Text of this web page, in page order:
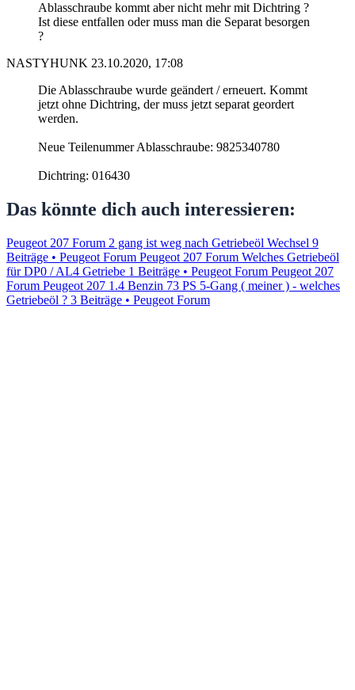
Ablasschraube kommt aber nicht mehr mit Dichtring ?
Ist diese entfallen oder muss man die Separat besorgen
?
NASTYHUNK 23.10.2020, 17:08
Die Ablasschraube wurde geändert / erneuert. Kommt
jetzt ohne Dichtring, der muss jetzt separat geordert
werden.
Neue Teilenummer Ablasschraube: 9825340780
Dichtring: 016430
Das könnte dich auch interessieren:
Peugeot 207 Forum 2 gang ist weg nach Getriebeöl Wechsel 9
Beiträge • Peugeot Forum Peugeot 207 Forum Welches Getriebeöl
für DP0 / AL4 Getriebe 1 Beiträge • Peugeot Forum Peugeot 207
Forum Peugeot 207 1.4 Benzin 73 PS 5-Gang ( meiner ) - welches
Getriebeöl ? 3 Beiträge • Peugeot Forum